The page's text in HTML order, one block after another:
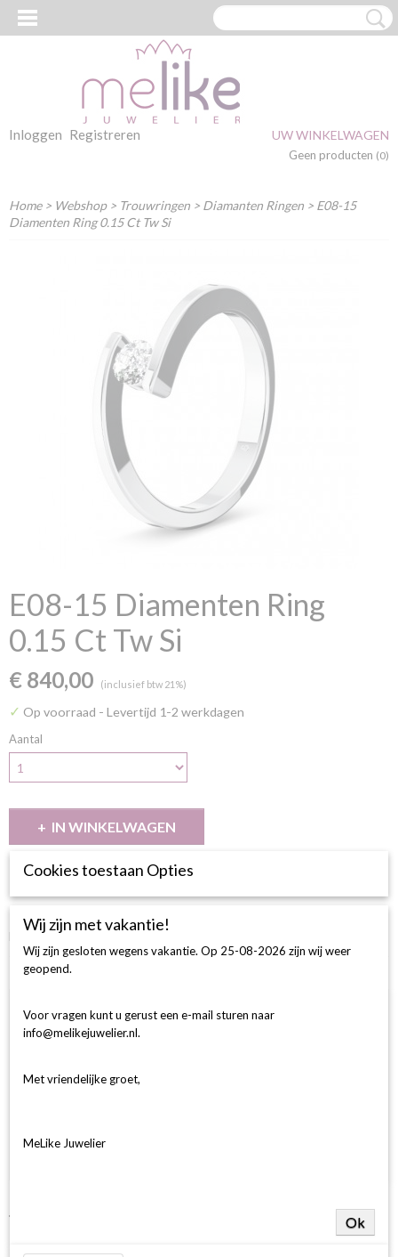
Inloggen Registreren UW WINKELWAGEN
Geen producten (0)
Home> Webshop> Trouwringen > Diamanten Ringen > E08-15
Diamenten Ring 0.15 Ct Tw Si
E08-15 Diamenten Ring
0.15 Ct Tw Si
€ 840,00 (inclusief btw 21%)
✓ Op voorraad - Levertijd 1-2 werkdagen
Aantal
IN WINKELWAGEN
BESCHRIJVING
E08-15 Diamenten Ring 0.15 Ct Tw Si
Ook interessant
€ 1.249,00
Cookies toestaan Opties
Wij zijn met vakantie!
Wij zijn gesloten wegens vakantie. Op 25-08-2026 zijn wij weer
geopend.
Voor vragen kunt u gerust een e-mail sturen naar
info@melikejuwelier.nl.
Met vriendelijke groet,
MeLike Juwelier
Ok